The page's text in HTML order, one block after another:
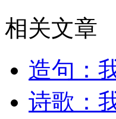
相关文章
造句
诗歌：